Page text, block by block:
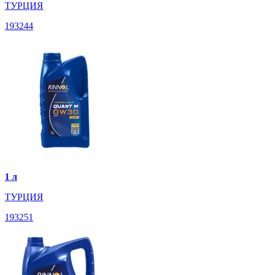
ТУРЦИЯ
193244
1 л
ТУРЦИЯ
193251